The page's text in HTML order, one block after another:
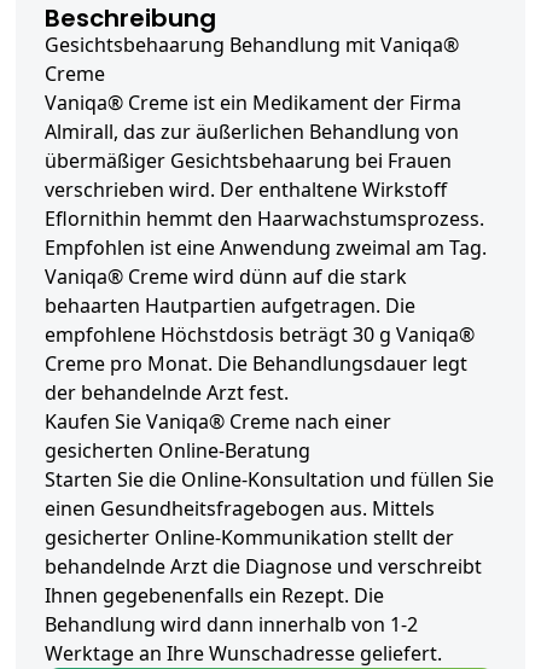
Beschreibung
Gesichtsbehaarung Behandlung mit Vaniqa®
Creme
Vaniqa® Creme ist ein Medikament der Firma
Almirall, das zur äußerlichen Behandlung von
übermäßiger Gesichtsbehaarung bei Frauen
verschrieben wird. Der enthaltene Wirkstoff
Eflornithin hemmt den Haarwachstumsprozess.
Empfohlen ist eine Anwendung zweimal am Tag.
Vaniqa® Creme wird dünn auf die stark
behaarten Hautpartien aufgetragen. Die
empfohlene Höchstdosis beträgt 30 g Vaniqa®
Creme pro Monat. Die Behandlungsdauer legt
der behandelnde Arzt fest.
Kaufen Sie Vaniqa® Creme nach einer
gesicherten Online-Beratung
Starten Sie die Online-Konsultation und füllen Sie
einen Gesundheitsfragebogen aus. Mittels
gesicherter Online-Kommunikation stellt der
behandelnde Arzt die Diagnose und verschreibt
Ihnen gegebenenfalls ein Rezept. Die
Behandlung wird dann innerhalb von 1-2
Werktage an Ihre Wunschadresse geliefert.